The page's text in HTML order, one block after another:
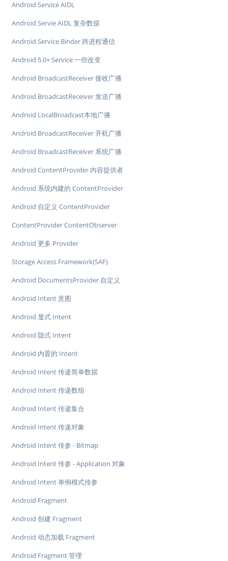
Android Service AIDL
Android Servie AIDL 复杂数据
Android Service Binder 跨进程通信
Android 5.0+ Service 一些改变
Android BroadcastReceiver 接收广播
Android BroadcastReceiver 发送广播
Android LocalBroadcast本地广播
Android BroadcastReceiver 开机广播
Android BroadcastReceiver 系统广播
Android ContentProvider 内容提供者
Android 系统内建的 ContentProvider
Android 自定义 ContentProvider
ContentProvider ContentObserver
Android 更多 Provider
Storage Access Framework(SAF)
Android DocumentsProvider 自定义
Android Intent 意图
Android 显式 Intent
Android 隐式 Intent
Android 内置的 Intent
Android Intent 传递简单数据
Android Intent 传递数组
Android Intent 传递集合
Android Intent 传递对象
Android Intent 传参 - Bitmap
Android Intent 传参 - Application 对象
Android Intent 单例模式传参
Android Fragment
Android 创建 Fragment
Android 动态加载 Fragment
Android Fragment 管理